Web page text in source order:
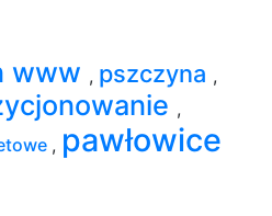
www , pszczyna ,
,
, pawłowice